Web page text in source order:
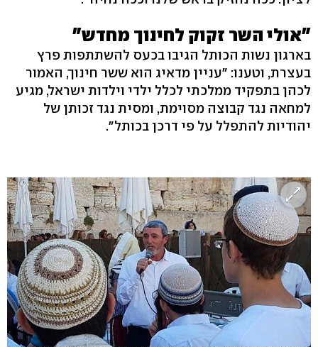
"אולי השר זקוק לחינוך מחדש"
בארגון נשות הכותל ‌‎הגיבו בכעס להשתתפות פרץ
בעצרת, וטענו: "עניין מדאיג הוא ששר חינוך, האמור
לכהן בתפקיד ממלכתי לכלל ילדי וילדות ישראל, מגיע
למחאה נגד קבוצה מסוימת, ומסית נגד זכותן של
יהודיות להתפלל על פי דרכן בכותל".